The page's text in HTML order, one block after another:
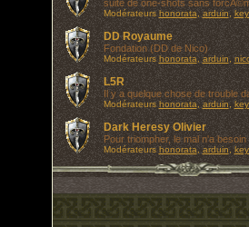
suite de one-shots sans
Modérateurs honorata ,arduin ,
DD Royaume
Fondation (DD de Nico)
Modérateurs honorata ,arduin ,
L5R
Il y a quelque chose de trouble
Modérateurs honorata ,arduin ,
Dark Heresy Olivier
Pour triompher, le mal n'a
Modérateurs honorata ,arduin ,